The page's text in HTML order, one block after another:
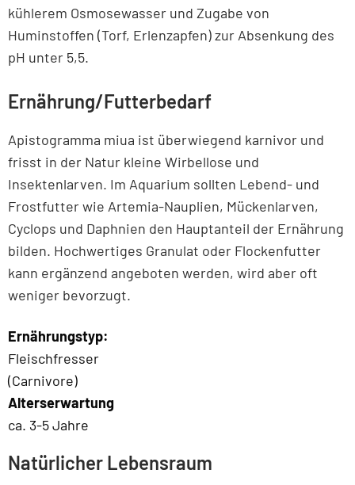
kühlerem Osmosewasser und Zugabe von
Huminstoffen (Torf, Erlenzapfen) zur Absenkung des
pH unter 5,5.
Ernährung/Futterbedarf
Apistogramma miua ist überwiegend karnivor und
frisst in der Natur kleine Wirbellose und
Insektenlarven. Im Aquarium sollten Lebend- und
Frostfutter wie Artemia-Nauplien, Mückenlarven,
Cyclops und Daphnien den Hauptanteil der Ernährung
bilden. Hochwertiges Granulat oder Flockenfutter
kann ergänzend angeboten werden, wird aber oft
weniger bevorzugt.
Ernährungstyp:
Fleischfresser
(Carnivore)
Alterserwartung
ca. 3-5 Jahre
Natürlicher Lebensraum